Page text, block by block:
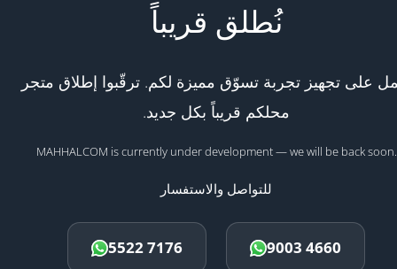
نُطلق قريباً
على تجهيز تجربة تسوّق مميزة لكم. ترقّبوا إطلاق متجر
محلكم قريباً بكل جديد.
MAHHALCOM is currently under development — we will be back soon.
للتواصل والاستفسار
5522 7176 9003 4660